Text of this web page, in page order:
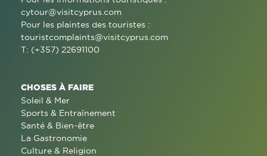
cytour@visitcyprus.com
Pour les plaintes des touristes :
touristcomplaints@visitcyprus.com
T: (+357) 22691100
CHOSES À FAIRE
Soleil & Mer
Sports & Entraînement
Santé & Bien-être
La Gastronomie
Culture & Religion